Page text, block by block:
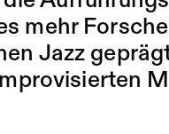
mehr
Jazz